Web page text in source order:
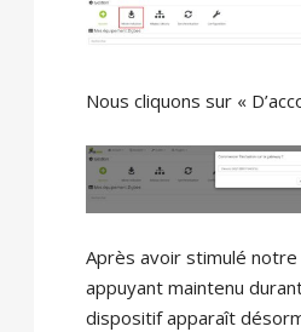
Nous cliquons sur «
Après avoir stimulé
appuyant maintenu
dispositif apparaît